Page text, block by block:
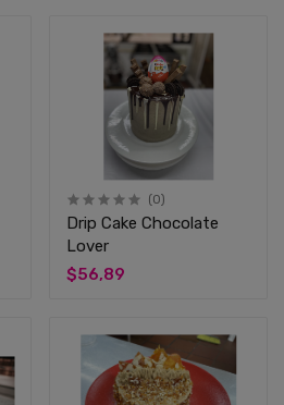
(0)
Drip Cake Chocolate
Lover
$56,89